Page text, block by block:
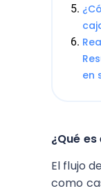
en
¿Qué
El flujo
como